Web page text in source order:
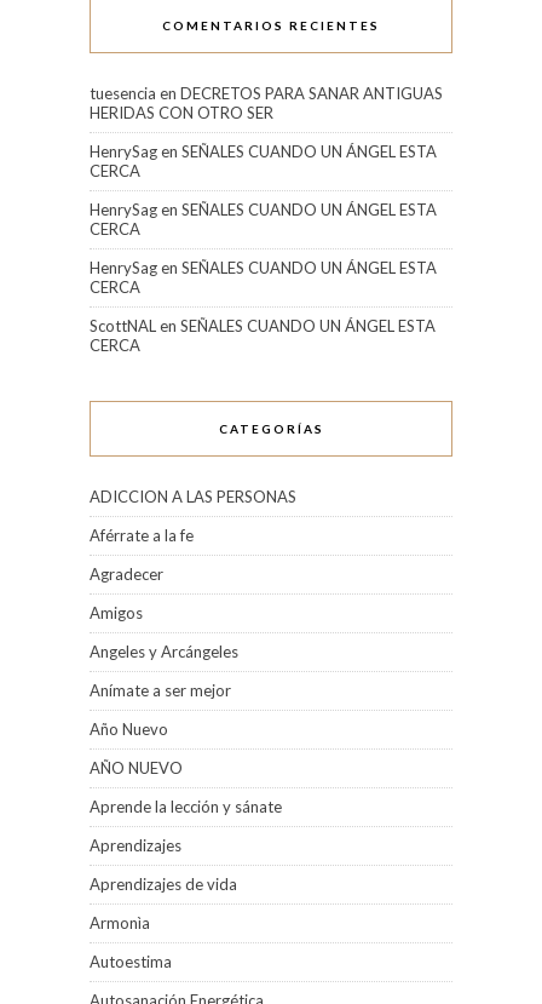
COMENTARIOS RECIENTES
tuesencia en DECRETOS PARA SANAR ANTIGUAS
HERIDAS CON OTRO SER
HenrySagen SEÑALES CUANDO UN ÁNGEL ESTA
CERCA
HenrySagen SEÑALES CUANDO UN ÁNGEL ESTA
CERCA
HenrySagen SEÑALES CUANDO UN ÁNGEL ESTA
CERCA
ScottNAL en SEÑALES CUANDO UN ÁNGEL ESTA
CERCA
CATEGORÍAS
ADICCION A LAS PERSONAS
Aférrate a la fe
Agradecer
Amigos
Angeles y Arcángeles
Anímate a ser mejor
Año Nuevo
AÑO NUEVO
Aprende la lección y sánate
Aprendizajes
Aprendizajes de vida
Armonìa
Autoestima